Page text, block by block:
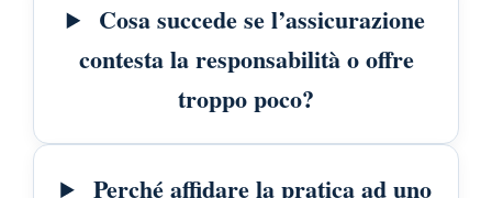
Cosa succede se l’assicurazione
contesta la responsabilità o offre
troppo poco?
Perché affidare la pratica ad uno